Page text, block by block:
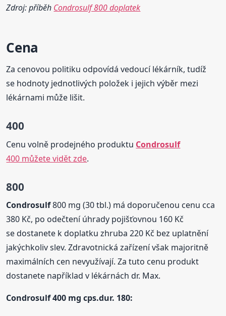
Zdroj: příběh Condrosulf 800 doplatek
Cena
Za cenovou politiku odpovídá vedoucí lékárník, tudíž
se hodnoty jednotlivých položek i jejich výběr mezi
lékárnami může lišit.
400
Cenu volně prodejného produktu Condrosulf
400 můžete vidět zde.
800
Condrosulf800 mg (30 tbl.) má doporučenou cenu cca
380 Kč, po odečtení úhrady pojišťovnou 160 Kč
se dostanete k doplatku zhruba 220 Kč bez uplatnění
jakýchkoliv slev. Zdravotnická zařízení však majoritně
maximálních cen nevyužívají. Za tuto cenu produkt
dostanete například v lékárnách dr. Max.
Condrosulf400 mg cps.dur. 180: